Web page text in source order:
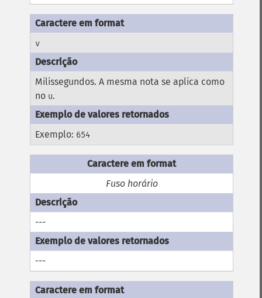
v
Milissegundos. A mesma nota se aplica como
no u.
Exemplo: 654
Fuso horário
---
---